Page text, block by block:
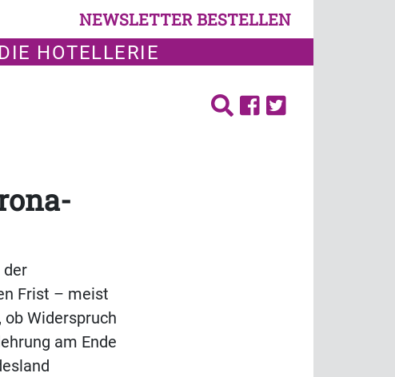
NEWSLETTER BESTELLEN
HOTELLERIE
der
Frist – meist
Widerspruch
am Ende